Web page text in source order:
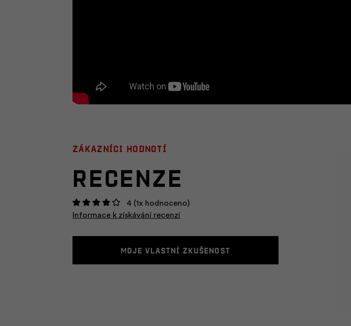
Zákazníci hodnotí
Recenze
4 (1x hodnoceno)
Informace k získávání recenzí
Moje vlastní zkušenost